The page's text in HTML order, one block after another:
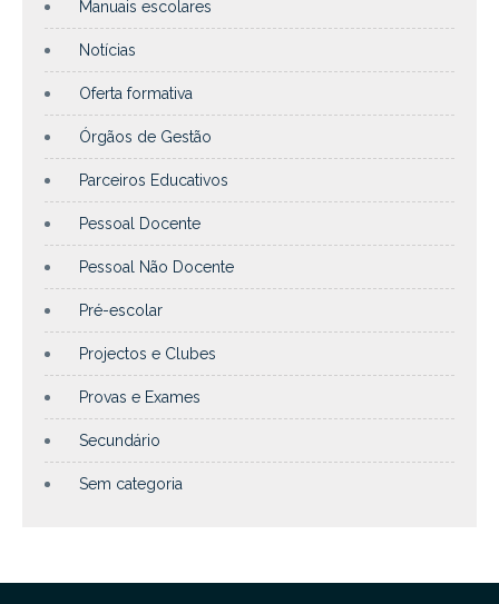
Manuais escolares
Notícias
Oferta formativa
Órgãos de Gestão
Parceiros Educativos
Pessoal Docente
Pessoal Não Docente
Pré-escolar
Projectos e Clubes
Provas e Exames
Secundário
Sem categoria